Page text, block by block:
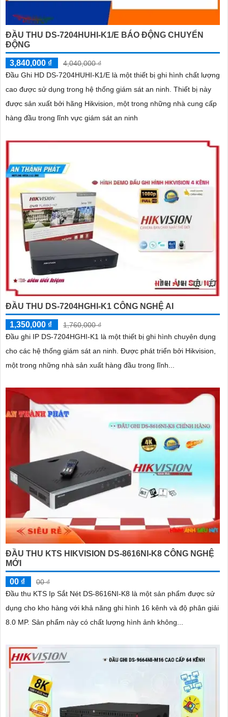
ĐẦU THU DS-7204HUHI-K1/E BÁO ĐỘNG CHUYỂN
ĐỘNG
3,840,000 ₫
4,040,000 ₫
Đầu Ghi HD DS-7204HUHI-K1/E là một thiết bị ghi hình chất lượng
cao được sử dụng trong hệ thống giám sát an ninh. Thiết bị này
được sản xuất bởi hãng Hikvision, một trong những nhà cung cấp
hàng đầu trong lĩnh vực giám sát an ninh
ĐẦU THU DS-7204HGHI-K1 CÔNG NGHỆ AI
1,350,000 ₫
1,760,000 ₫
Đầu ghi IP DS-7204HGHI-K1 là một thiết bị ghi hình chuyên dụng
cho các hệ thống giám sát an ninh. Được phát triển bởi Hikvision,
một trong những nhà sản xuất hàng đầu trong lĩnh...
ĐẦU THU KTS HIKVISION DS-8616NI-K8 CÔNG NGHỆ
MỚI
00 ₫
00 ₫
Đầu thu KTS Ip Sắt Nét DS-8616NI-K8 là một sản phẩm được sử
dụng cho kho hàng với khả năng ghi hình 16 kênh và độ phân giải
8.0 MP. Sản phẩm này có chất lượng hình ảnh không...